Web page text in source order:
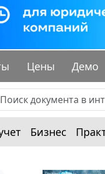
Цены Демо
Бизнес